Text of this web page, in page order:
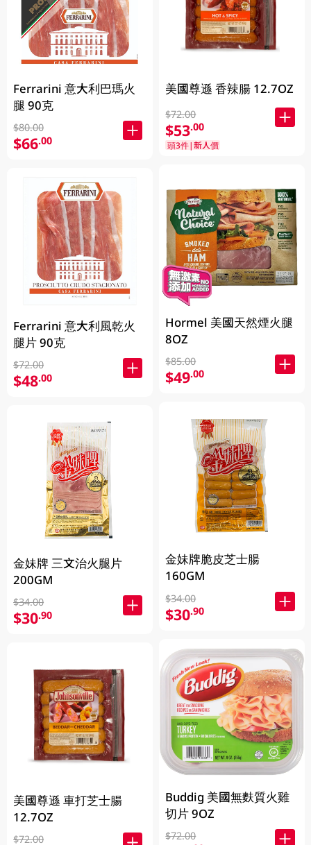
Ferrarini 意大利巴瑪火
腿 90克
$80.00
$66.00
Ferrarini 意大利風乾火
腿片 90克
$72.00
$48.00
金妹牌 三文治火腿片
200GM
$34.00
$30.90
美國尊遜 車打芝士腸
12.7OZ
$72.00
美國尊遜 香辣腸 12.7OZ
$72.00
$53.00
頭3件|新人價
Hormel 美國天然煙火腿
8OZ
$85.00
$49.00
金妹牌脆皮芝士腸
160GM
$34.00
$30.90
Buddig 美國無麩質火雞
切片 9OZ
$72.00